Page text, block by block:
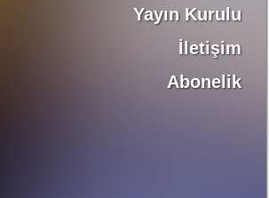
Yayın Kurulu
İletişim
Abonelik